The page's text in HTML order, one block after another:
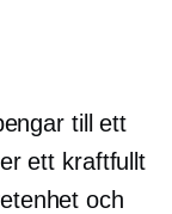
till ett
ett kraftfullt
och